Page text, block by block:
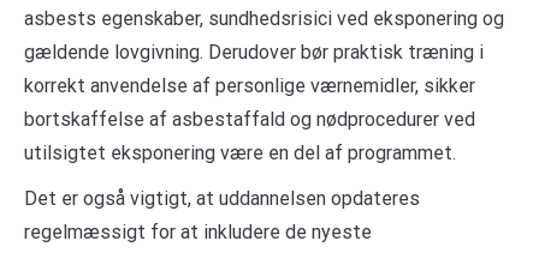
asbests egenskaber, sundhedsrisici ved eksponering og
gældende lovgivning. Derudover bør praktisk træning i
korrekt anvendelse af personlige værnemidler, sikker
bortskaffelse af asbestaffald og nødprocedurer ved
utilsigtet eksponering være en del af programmet.
Det er også vigtigt, at uddannelsen opdateres
regelmæssigt for at inkludere de nyeste